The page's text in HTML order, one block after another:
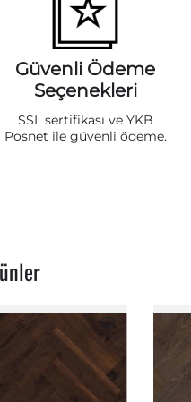
Güvenli Ödeme
Seçenekleri
SSL sertifikası ve YKB
Posnet ile güvenli ödeme.